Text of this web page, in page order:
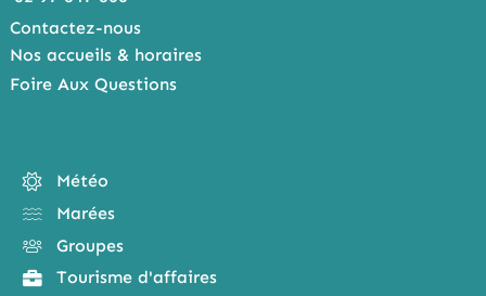
Contactez-nous
Nos accueils & horaires
Foire Aux Questions
Météo
Marées
Groupes
Tourisme d'affaires